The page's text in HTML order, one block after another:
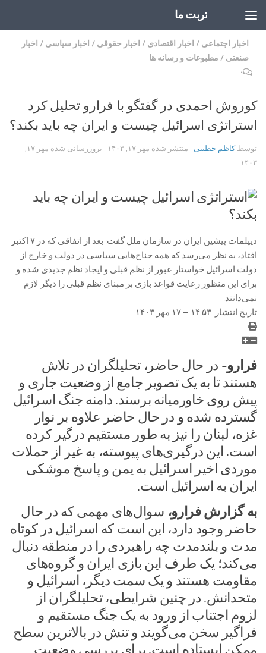
تربت ما
اخبار اجتماعی / اخبار اقتصادی / اخبار حقوقی / اخبار سیاسی / اخبار
صنعتی / مطبوعات و رسانه ها
۰
کوروش احمدی در گفتگو با فرارو تحلیل کرد
استراتژی اسرائیل چیست و ایران چه باید بکند؟
توسطکاظم خطیبی · منتشر شده مهر ۱۷, ۱۴۰۳ · بروزرسانی شده
مهر ۱۷,
۱۴۰۳
دیپلمات پیشین ایران در سازمان ملل گفت: بعد از اتفاقی که در ۷ اکتبر
افتاد، به نظر می‌رسد که همه جناح‌هایی سیاسی در دولت و خارج از
دولت اسرائیل خواستار عبور از نظم قبلی و ایجاد نظم جدیدی شده و
برای این منظور رعایت قواعد بازی بر مبنای نظم قبلی را دیگر لازم
نمی‌دانند.
تاریخ انتشار: ۱۴:۵۳ – ۱۷ مهر ۱۴۰۳
فرارو- در حال حاضر، تحلیلگران در تلاش
هستند تا به یک تصویر جامع از وضعیت جاری و
پیش روی خاورمیانه برسند. دامنه جنگ اسرائیل
گسترده شده و در حال حاضر علاوه بر نوار
غزه، لبنان را نیز به طور مستقیم درگیر کرده
است. این درگیری‌های پیوسته، به غیر از حملات
موردی اخیر اسرائیل به یمن و پاسخ موشکی
ایران به اسرائیل است.
به گزارش فرارو، سوال‌های مهمی که در حال
حاضر وجود دارد، این است که اسرائیل در کوتاه
مدت و بلندمدت چه راهبردی را در منطقه دنبال
می‌کند؛ یک طرف این بازی ایران و گروه‌های
مقاومت هستند و یک سمت دیگر، اسرائیل و
متحدانش. در چنین شرایطی، تحلیلگران از
لزوم اجتناب از ورود به یک جنگ مستقیم و
فراگیر سخن می‌گویند و تنش در بالاترین سطح
ممکن ایستاده است. برای بررسی وضعیت